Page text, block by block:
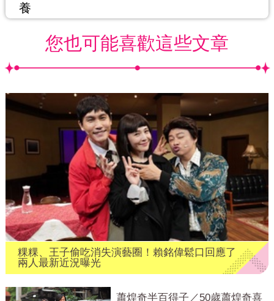
養
您也可能喜歡這些文章
粿粿、王子偷吃消失演藝圈！賴銘偉鬆口回應了
兩人最新近況曝光
蕭煌奇半百得子／50歲蕭煌奇喜